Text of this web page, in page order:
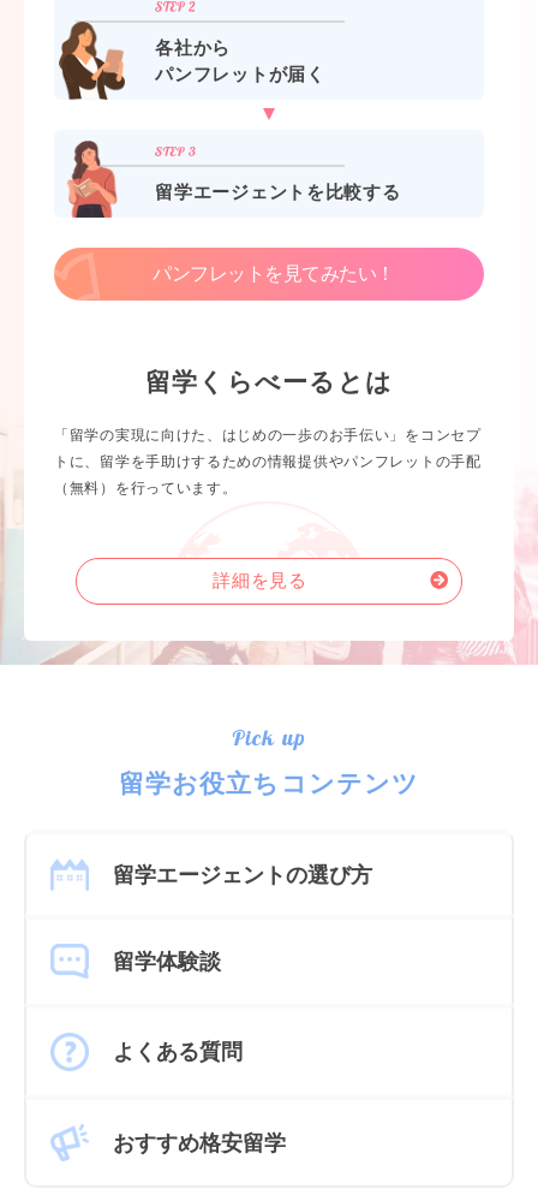
各社から
パンフレットが届く
留学エージェントを比較する
パンフレットを見てみたい！
留学くらべーるとは
「留学の実現に向けた、はじめの一歩のお手伝い」をコンセプ
トに、留学を手助けするための情報提供やパンフレットの手配
（無料）を行っています。
詳細を見る
Pick up
留学お役立ちコンテンツ
留学エージェントの選び方
留学体験談
よくある質問
おすすめ格安留学